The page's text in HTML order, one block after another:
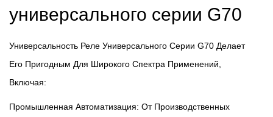
универсального серии G70
Универсальность Реле Универсального Серии G70 Делает
Его Пригодным Для Широкого Спектра Применений,
Включая:
Промышленная Автоматизация: От Производственных